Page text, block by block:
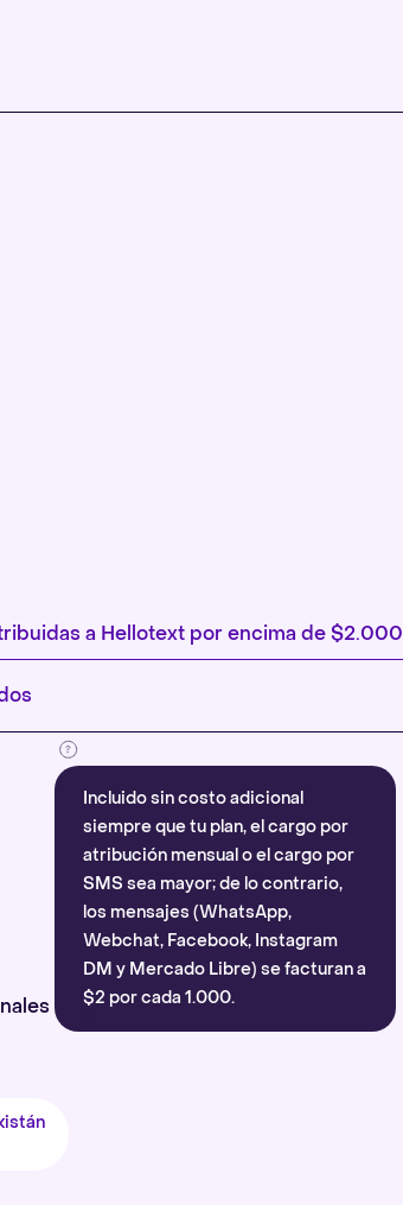
a Hellotext por encima de $2.000
Incluido sin costo adicional
siempre que tu plan, el cargo por
atribución mensual o el cargo por
SMS sea mayor; de lo contrario,
los mensajes (WhatsApp,
Webchat, Facebook, Instagram
DM y Mercado Libre) se facturan a
$2 por cada 1.000.